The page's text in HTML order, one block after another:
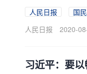
人民日报
国
人民日报
2020-
习近平：要